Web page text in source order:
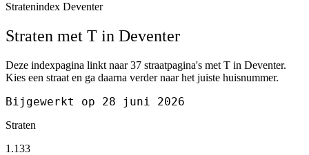
Stratenindex Deventer
Straten met T in Deventer
Deze indexpagina linkt naar 37 straatpagina's met T in Deventer.
Kies een straat en ga daarna verder naar het juiste huisnummer.
Bijgewerkt op 28 juni 2026
Straten
1.133